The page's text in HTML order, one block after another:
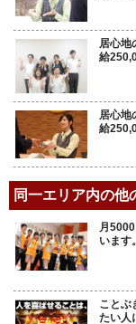
居心地
給
居心地
給
同一エリア内の他
月
いま
ことぶ
たい人